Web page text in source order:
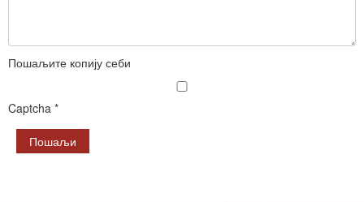
Пошаљите копију себи
Captcha *
Пошаљи